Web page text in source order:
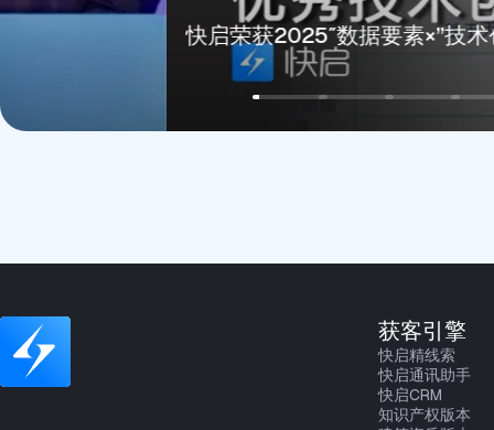
快启荣获2025″数据要素×”技术创新奖
获客引擎
快启精线索
快启通讯助手
快启CRM
知识产权版本